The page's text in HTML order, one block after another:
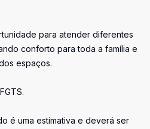
para atender diferentes
conforto para toda a família e
espaços.
é uma estimativa e deverá ser